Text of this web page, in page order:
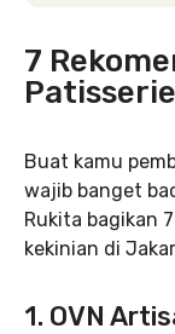
7
Buat kamu
wajib banget
Rukita bagikan
kekinian di
1. OVN